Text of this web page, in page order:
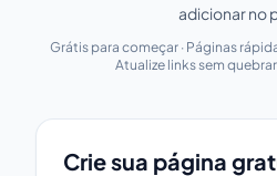
adicionar no
Grátis para começar · Páginas
Atualize links sem
Crie sua página gratuita
Crie sua página